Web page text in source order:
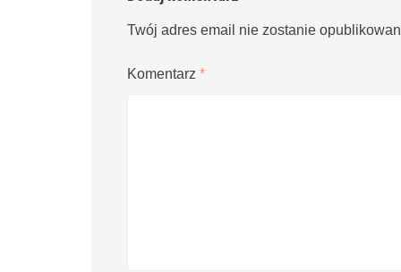
Twój adres email nie zostanie
Komentarz *